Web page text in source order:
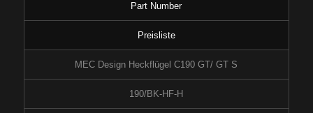
Part Number
Preisliste
MEC Design Heckflügel C190 GT/ GT S
190/BK-HF-H